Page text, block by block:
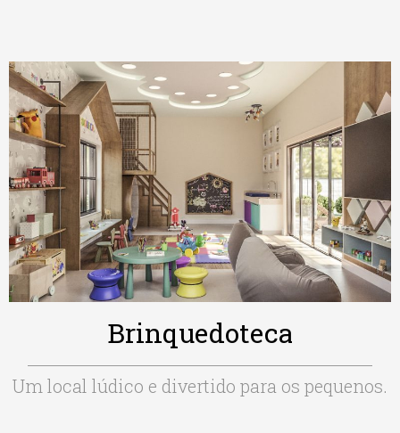
Brinquedoteca
Um local lúdico e divertido para os pequenos.